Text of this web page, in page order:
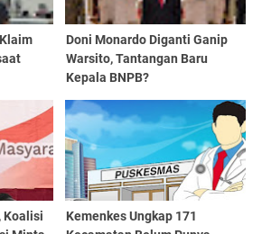
Doni Monardo Diganti Ganip
Warsito, Tantangan Baru
Kepala BNPB?
Koalisi
Kemenkes Ungkap 171